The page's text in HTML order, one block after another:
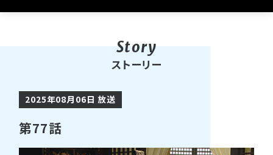
ストーリー
2025年08月06日 放送
第77話